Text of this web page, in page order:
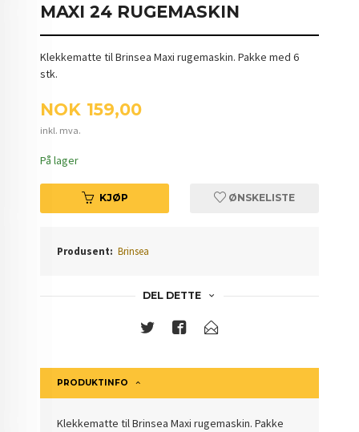
MAXI 24 RUGEMASKIN
Klekkematte til Brinsea Maxi rugemaskin. Pakke med 6
stk.
Pris
NOK 159,00
inkl. mva.
På lager
KJØP ØNSKELISTE
Produsent: Brinsea
DEL DETTE
PRODUKTINFO
Klekkematte til Brinsea Maxi rugemaskin. Pakke